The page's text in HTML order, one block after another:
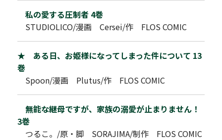
私の愛する圧制者 4巻
STUDIOLICO/漫画 Cersei/作 FLOS COMIC
★ ある日、お姫様になってしまった件について 13
巻
Spoon/漫画 Plutus/作 FLOS COMIC
無能な継母ですが、家族の溺愛が止まりません！
3巻
つるこ。/原・脚 SORAJIMA/制作 FLOS COMIC